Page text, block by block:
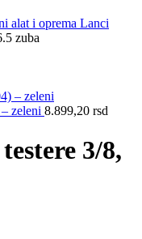
alat i oprema Lanci
zuba
zeleni 8.899,20 rsd
3/8,